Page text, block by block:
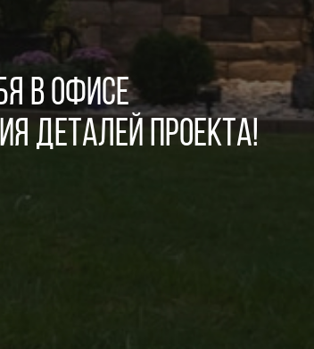
В ОФИСЕ
ДЕТАЛЕЙ ПРОЕКТА!